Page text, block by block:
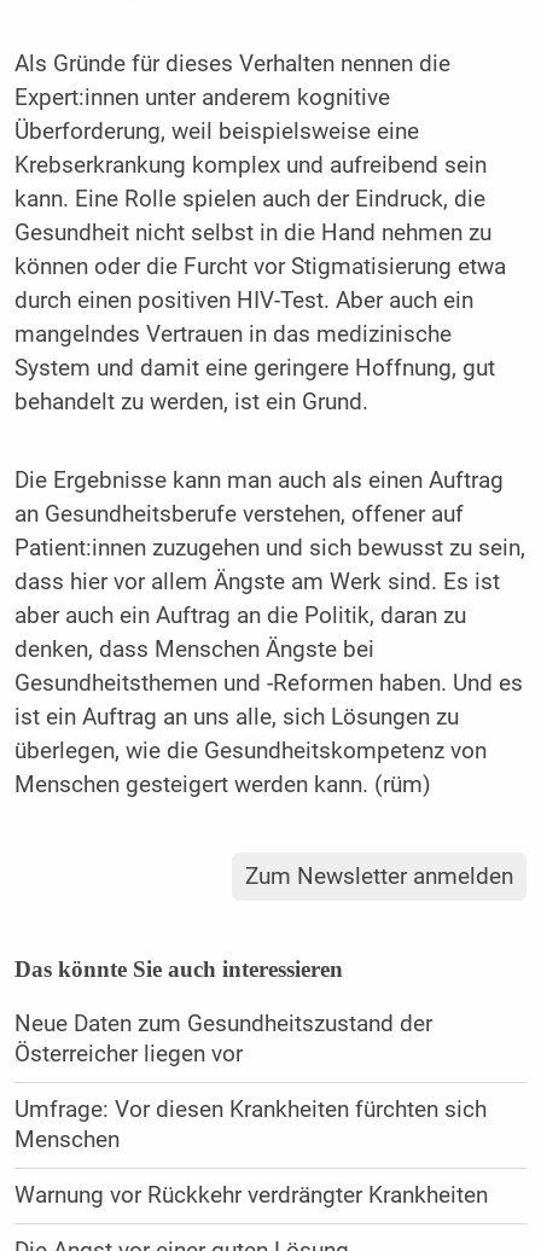
Als Gründe für dieses Verhalten nennen die
Expert:innen unter anderem kognitive
Überforderung, weil beispielsweise eine
Krebserkrankung komplex und aufreibend sein
kann. Eine Rolle spielen auch der Eindruck, die
Gesundheit nicht selbst in die Hand nehmen zu
können oder die Furcht vor Stigmatisierung etwa
durch einen positiven HIV-Test. Aber auch ein
mangelndes Vertrauen in das medizinische
System und damit eine geringere Hoffnung, gut
behandelt zu werden, ist ein Grund.
Die Ergebnisse kann man auch als einen Auftrag
an Gesundheitsberufe verstehen, offener auf
Patient:innen zuzugehen und sich bewusst zu sein,
dass hier vor allem Ängste am Werk sind. Es ist
aber auch ein Auftrag an die Politik, daran zu
denken, dass Menschen Ängste bei
Gesundheitsthemen und -Reformen haben. Und es
ist ein Auftrag an uns alle, sich Lösungen zu
überlegen, wie die Gesundheitskompetenz von
Menschen gesteigert werden kann. (rüm)
Zum Newsletter anmelden
Das könnte Sie auch interessieren
Neue Daten zum Gesundheitszustand der
Österreicher liegen vor
Umfrage: Vor diesen Krankheiten fürchten sich
Menschen
Warnung vor Rückkehr verdrängter Krankheiten